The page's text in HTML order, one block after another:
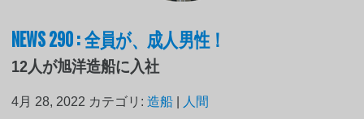
NEWS 290 : 全員が、成人男性！
12人が旭洋造船に入社
4月 28, 2022 カテゴリ:造船
人間